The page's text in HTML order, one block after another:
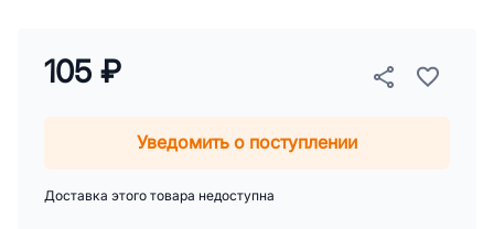
105 ₽
Уведомить о поступлении
Доставка этого товара недоступна